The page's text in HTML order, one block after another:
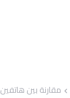
مقارنة بين هاتفين